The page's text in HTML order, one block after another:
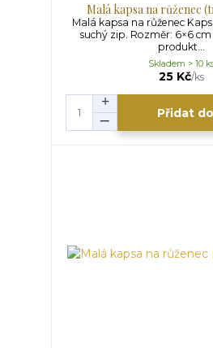
Malá kapsa na růženec
Malá kapsa na růženec
suchý zip. Rozměr: 6×6
produkt...
25 Kč/ks
Skladem > 10
Přidat